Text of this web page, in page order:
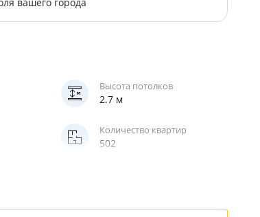
Высота потолков
2.7 м
Количество квартир
502